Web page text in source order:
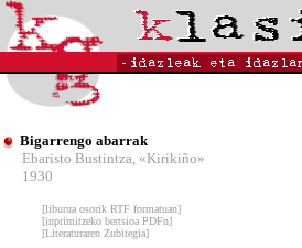
Bigarrengo abarrak
Ebaristo Bustintza, «Kirikiño»
1930
[liburua osorik RTF formatuan]
[inprimitzeko bertsioa PDFn]
[Literaturaren Zubitegia]